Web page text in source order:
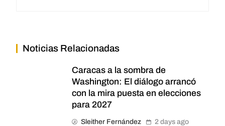
Noticias Relacionadas
Caracas a la sombra de
Washington: El diálogo arrancó
con la mira puesta en elecciones
para 2027
Sleither Fernández 2 days ago